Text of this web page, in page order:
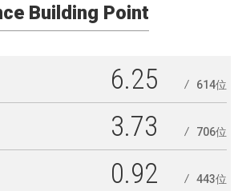
Building Point
6.25 614位
3.73 706位
0.92 443位